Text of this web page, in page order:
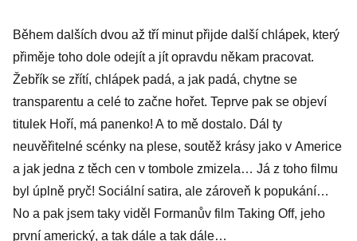
Během dalších dvou až tří minut přijde další chlápek, který
přiměje toho dole odejít a jít opravdu někam pracovat.
Žebřík se zřítí, chlápek padá, a jak padá, chytne se
transparentu a celé to začne hořet. Teprve pak se objeví
titulek Hoří, má panenko! A to mě dostalo. Dál ty
neuvěřitelné scénky na plese, soutěž krásy jako v Americe
a jak jedna z těch cen v tombole zmizela… Já z toho filmu
byl úplně pryč! Sociální satira, ale zároveň k popukání…
No a pak jsem taky viděl Formanův film Taking Off, jeho
první americký, a tak dále a tak dále…